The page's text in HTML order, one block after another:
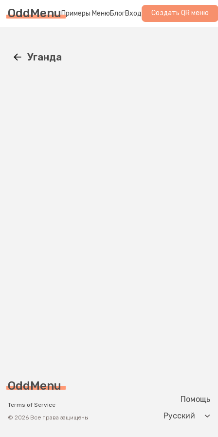
OddMenuПримеры МенюБлогВход Создать QR меню
Уганда
OddMenu
Terms of Service
© 2026 Все права защищены
Помощь
Change